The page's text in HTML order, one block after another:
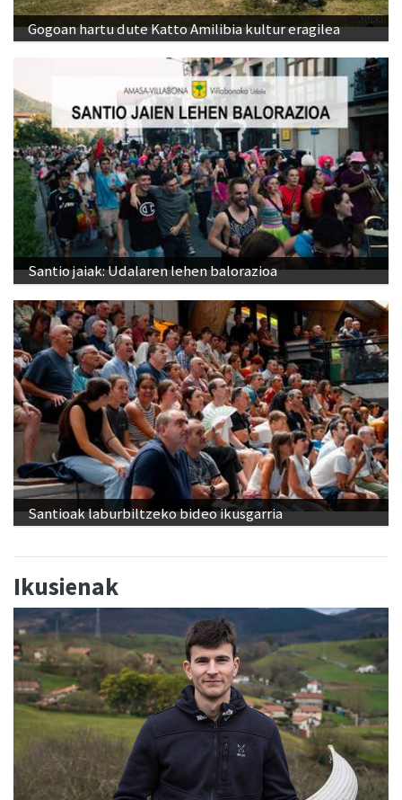
Gogoan hartu dute Katto Amilibia kultur eragilea
Santio jaiak: Udalaren lehen balorazioa
Santioak laburbiltzeko bideo ikusgarria
Ikusienak